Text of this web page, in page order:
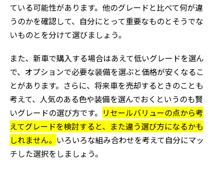
ている可能性があります。他のグレードと比べて何が違
うのかを確認して、自分にとって重要なものとそうでな
いものとを分けて選びましょう。
また、新車で購入する場合はあえて低いグレードを選ん
で、オプションで必要な装備を選ぶと価格が安くなるこ
とがあります。さらに、将来車を売却するときのことも
考えて、人気のある色や装備を選んでおくというのも賢
いグレードの選び方です。 リセールバリューの点から考
えてグレードを検討すると、また違う選び方になるかも
しれません。 いろいろな組み合わせを考えて自分にマッ
チした選択をしましょう。